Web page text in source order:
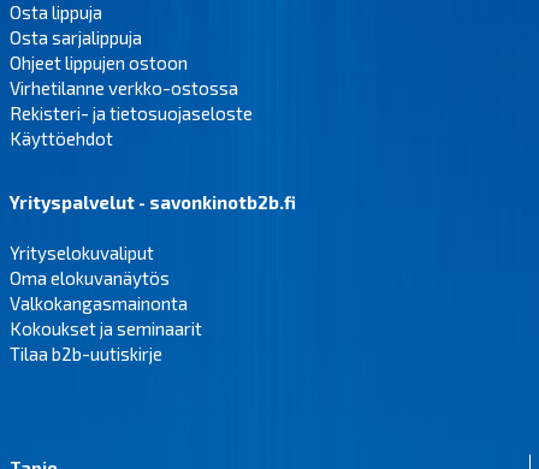
Osta lippuja
Osta sarjalippuja
Ohjeet lippujen ostoon
Virhetilanne verkko-ostossa
Rekisteri- ja tietosuojaseloste
Käyttöehdot
Yrityspalvelut - savonkinotb2b.fi
Yrityselokuvaliput
Oma elokuvanäytös
Valkokangasmainonta
Kokoukset ja seminaarit
Tilaa b2b-uutiskirje